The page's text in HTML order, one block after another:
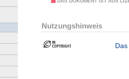
Nutzungshinweis